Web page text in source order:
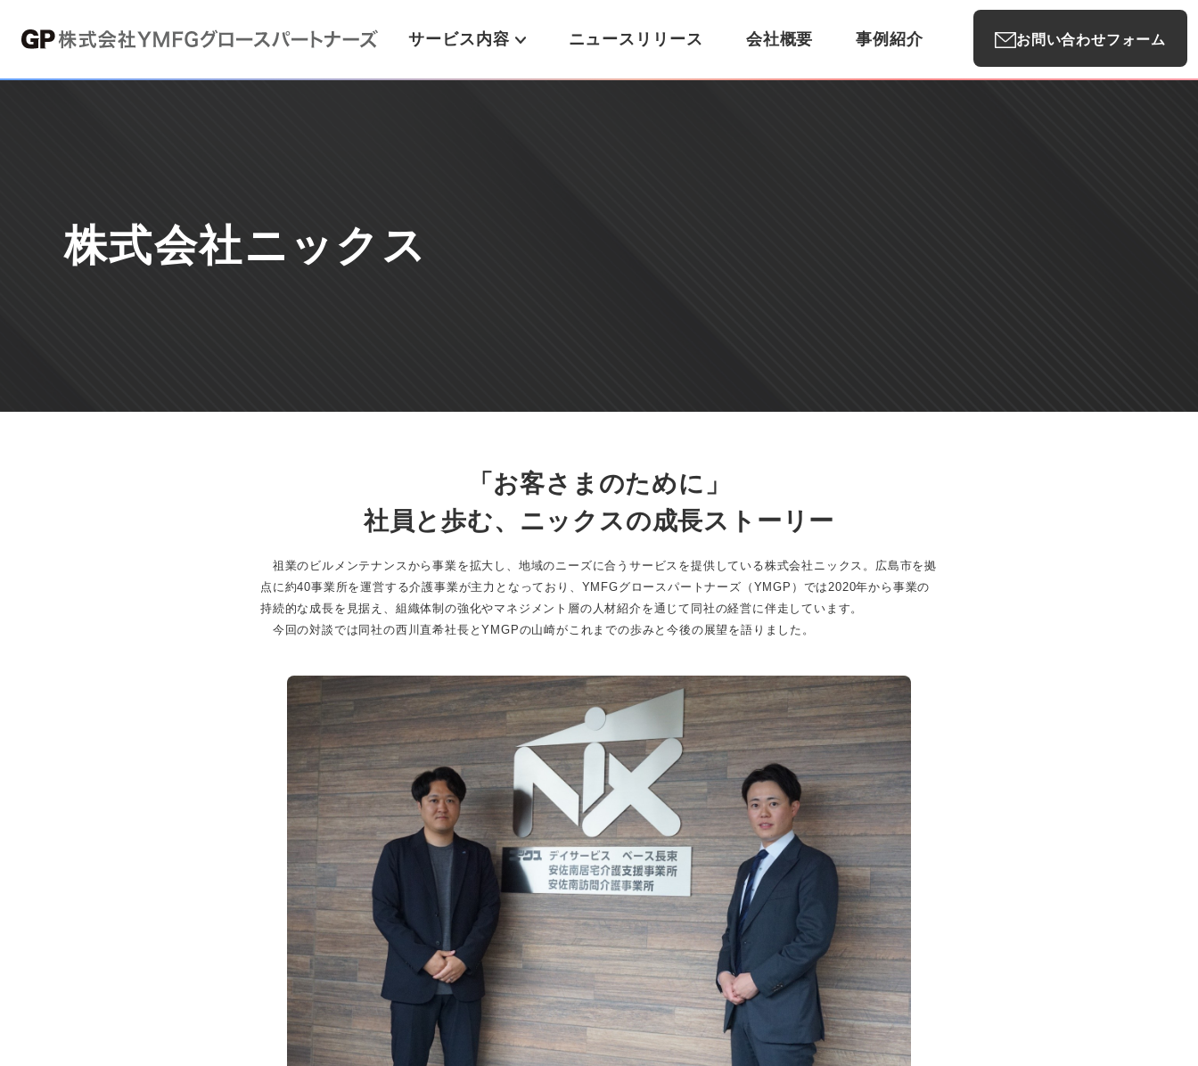
サービス内容 ニュースリリース 会社概要 事例紹介 お問い合わせフォーム
株式会社ニックス
「お客さまのために」
社員と歩む、ニックスの成長ストーリー
祖業のビルメンテナンスから事業を拡大し、地域のニーズに合うサービスを提供している株式会社ニックス。広島市を拠
点に約40事業所を運営する介護事業が主力となっており、YMFGグロースパートナーズ（YMGP）では2020年から事業の
持続的な成長を見据え、組織体制の強化やマネジメント層の人材紹介を通じて同社の経営に伴走しています。
今回の対談では同社の西川直希社長とYMGPの山崎がこれまでの歩みと今後の展望を語りました。